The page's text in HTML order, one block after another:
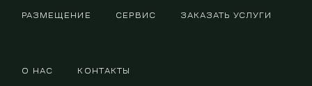
РАЗМЕЩЕНИЕ СЕРВИС ЗАКАЗАТЬ УСЛУГИ
О НАС КОНТАКТЫ